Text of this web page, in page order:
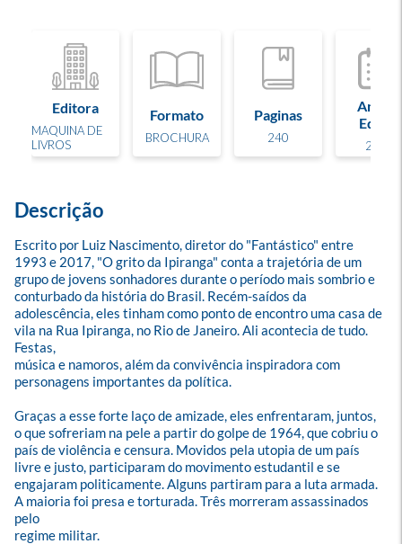
Editora
MAQUINA DE
LIVROS
Formato
BROCHURA
Paginas
240
Ano de
Edição
2025
Descrição
Escrito por Luiz Nascimento, diretor do "Fantástico" entre
1993 e 2017, "O grito da Ipiranga" conta a trajetória de um
grupo de jovens sonhadores durante o período mais sombrio e
conturbado da história do Brasil. Recém-saídos da
adolescência, eles tinham como ponto de encontro uma casa de
vila na Rua Ipiranga, no Rio de Janeiro. Ali acontecia de tudo.
Festas,
música e namoros, além da convivência inspiradora com
personagens importantes da política.
Graças a esse forte laço de amizade, eles enfrentaram, juntos,
o que sofreriam na pele a partir do golpe de 1964, que cobriu o
país de violência e censura. Movidos pela utopia de um país
livre e justo, participaram do movimento estudantil e se
engajaram politicamente. Alguns partiram para a luta armada.
A maioria foi presa e torturada. Três morreram assassinados
pelo
regime militar.